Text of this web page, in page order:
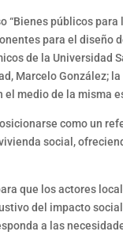
“Bienes públicos
para el diseño
de la Universidad
Marcelo González;
medio de la misma
como un
social,
que los actores
del impacto
a las